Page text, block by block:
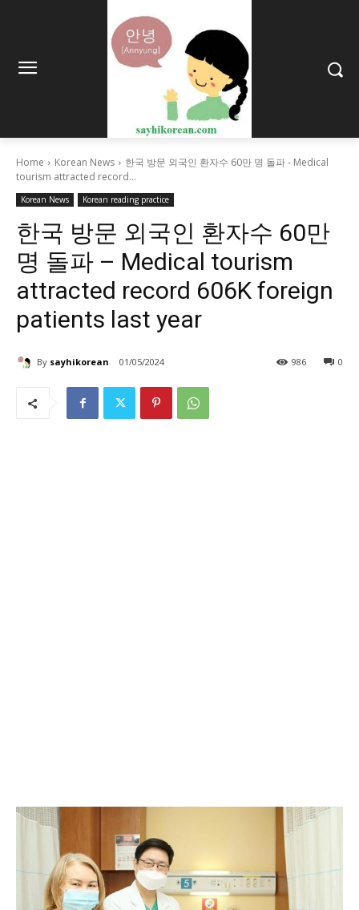
Home Korean News
한국 방문 외국인 환자수 60만 명 돌파 - Medical
tourism attracted record...
Korean News Korean reading practice
한국 방문 외국인 환자수 60만
명 돌파 – Medical tourism
attracted record 606K foreign
patients last year
By sayhikorean 01/05/2024 0
986